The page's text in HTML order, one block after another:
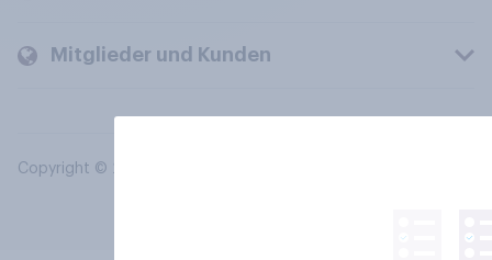
Mitglieder und Kunden
Copyright © 2026 YouGov PLC. Alle Rechte vorbehalten.